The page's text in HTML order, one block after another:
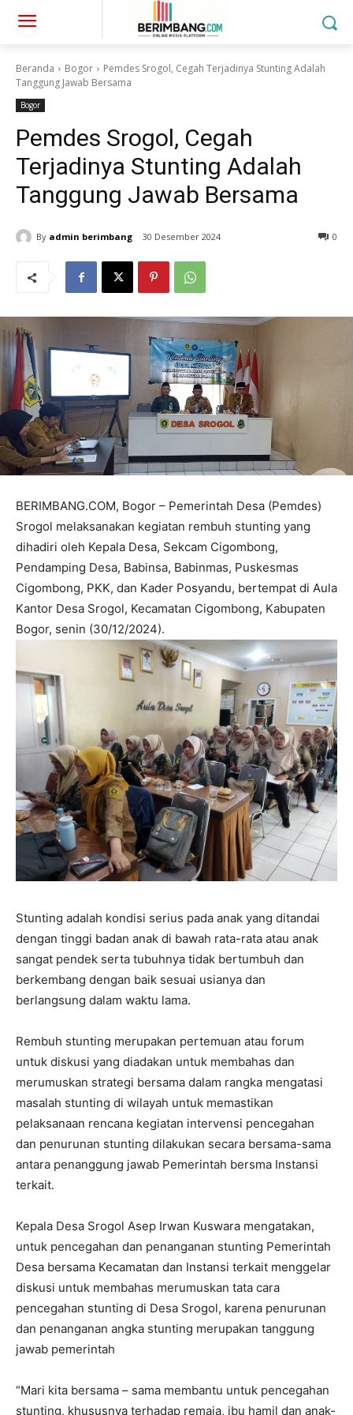
Beranda Bogor
Pemdes Srogol, Cegah Terjadinya Stunting Adalah
Tanggung Jawab Bersama
Bogor
Pemdes Srogol, Cegah
Terjadinya Stunting Adalah
Tanggung Jawab Bersama
By admin berimbang 30 Desember 2024 0
BERIMBANG.COM, Bogor – Pemerintah Desa (Pemdes)
Srogol melaksanakan kegiatan rembuh stunting yang
dihadiri oleh Kepala Desa, Sekcam Cigombong,
Pendamping Desa, Babinsa, Babinmas, Puskesmas
Cigombong, PKK, dan Kader Posyandu, bertempat di Aula
Kantor Desa Srogol, Kecamatan Cigombong, Kabupaten
Bogor, senin (30/12/2024).
Stunting adalah kondisi serius pada anak yang ditandai
dengan tinggi badan anak di bawah rata-rata atau anak
sangat pendek serta tubuhnya tidak bertumbuh dan
berkembang dengan baik sesuai usianya dan
berlangsung dalam waktu lama.
Rembuh stunting merupakan pertemuan atau forum
untuk diskusi yang diadakan untuk membahas dan
merumuskan strategi bersama dalam rangka mengatasi
masalah stunting di wilayah untuk memastikan
pelaksanaan rencana kegiatan intervensi pencegahan
dan penurunan stunting dilakukan secara bersama-sama
antara penanggung jawab Pemerintah bersma Instansi
terkait.
Kepala Desa Srogol Asep Irwan Kuswara mengatakan,
untuk pencegahan dan penanganan stunting Pemerintah
Desa bersama Kecamatan dan Instansi terkait menggelar
diskusi untuk membahas merumuskan tata cara
pencegahan stunting di Desa Srogol, karena penurunan
dan penanganan angka stunting merupakan tanggung
jawab pemerintah
“Mari kita bersama – sama membantu untuk pencegahan
stunting, khususnya terhadap remaja, ibu hamil dan anak-